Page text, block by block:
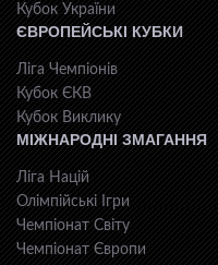
Кубок України
ЄВРОПЕЙСЬКІ КУБКИ
Ліга Чемпіонів
Кубок ЄКВ
Кубок Виклику
МІЖНАРОДНІ ЗМАГАННЯ
Ліга Націй
Олімпійські Ігри
Чемпіонат Світу
Чемпіонат Європи